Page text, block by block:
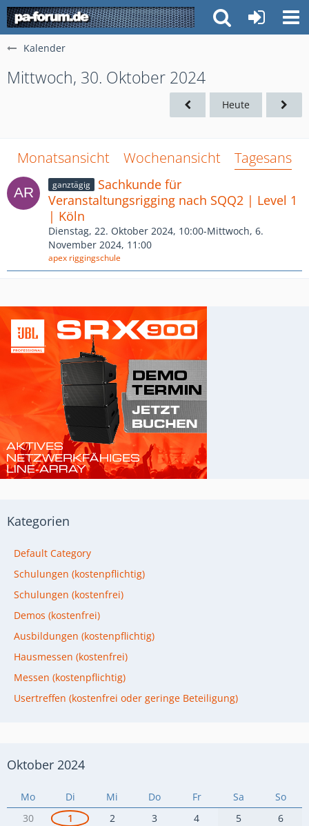
Kalender
Mittwoch, 30. Oktober 2024
Heute
Monatsansicht Wochenansicht
ganztägig
Sachkunde für
Veranstaltungsrigging nach SQQ2 | Level 1
| Köln
Dienstag, 22. Oktober 2024, 10:00-Mittwoch, 6.
November 2024, 11:00
apex riggingschule
Kategorien
Default Category
Schulungen (kostenpflichtig)
Schulungen (kostenfrei)
Demos (kostenfrei)
Ausbildungen (kostenpflichtig)
Hausmessen (kostenfrei)
Messen (kostenpflichtig)
Usertreffen (kostenfrei oder geringe Beteiligung)
Oktober 2024
Mo Di Mi Do Fr Sa
So
30
1 2 3 4 5
6